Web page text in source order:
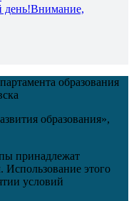
Внимание,
образования
образования»,
принадлежат
Использование этого
условий